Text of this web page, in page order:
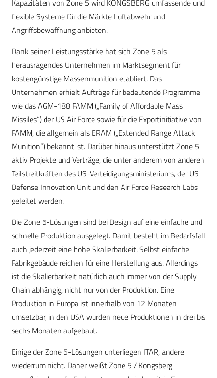
Kapazitäten von Zone 5 wird KONGSBERG umfassende und
flexible Systeme für die Märkte Luftabwehr und
Angriffsbewaffnung anbieten.
Dank seiner Leistungsstärke hat sich Zone 5 als
herausragendes Unternehmen im Marktsegment für
kostengünstige Massenmunition etabliert. Das
Unternehmen erhielt Aufträge für bedeutende Programme
wie das AGM-188 FAMM („Family of Affordable Mass
Missiles“) der US Air Force sowie für die Exportinitiative von
FAMM, die allgemein als ERAM („Extended Range Attack
Munition“) bekannt ist. Darüber hinaus unterstützt Zone 5
aktiv Projekte und Verträge, die unter anderem von anderen
Teilstreitkräften des US-Verteidigungsministeriums, der US
Defense Innovation Unit und den Air Force Research Labs
geleitet werden.
Die Zone 5-Lösungen sind bei Design auf eine einfache und
schnelle Produktion ausgelegt. Damit besteht im Bedarfsfall
auch jederzeit eine hohe Skalierbarkeit. Selbst einfache
Fabrikgebäude reichen für eine Herstellung aus. Allerdings
ist die Skalierbarkeit natürlich auch immer von der Supply
Chain abhängig, nicht nur von der Produktion. Eine
Produktion in Europa ist innerhalb von 12 Monaten
umsetzbar, in den USA wurden neue Produktionen in drei bis
sechs Monaten aufgebaut.
Einige der Zone 5-Lösungen unterliegen ITAR, andere
wiederrum nicht. Daher weißt Zone 5 / Kongsberg